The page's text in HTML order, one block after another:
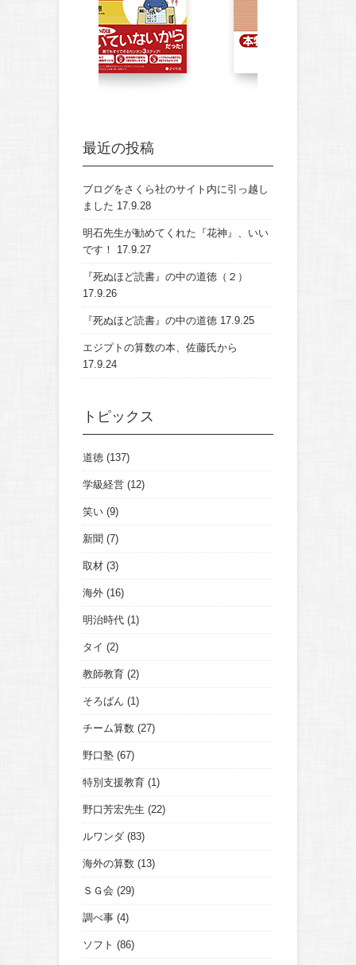
最近の投稿
ブログをさくら社のサイト内に引っ越し
ました 17.9.28
明石先生が勧めてくれた『花神』、いい
です！
17.9.27
『死ぬほど読書』の中の道徳（２）
17.9.26
『死ぬほど読書』の中の道徳 17.9.25
エジプトの算数の本、佐藤氏から
17.9.24
トピックス
道徳 (137)
学級経営 (12)
笑い (9)
新聞 (7)
取材 (3)
海外 (16)
明治時代 (1)
タイ (2)
教師教育 (2)
そろばん (1)
チーム算数 (27)
野口塾 (67)
特別支援教育 (1)
野口芳宏先生 (22)
ルワンダ (83)
海外の算数 (13)
ＳＧ会 (29)
調べ事 (4)
ソフト (86)